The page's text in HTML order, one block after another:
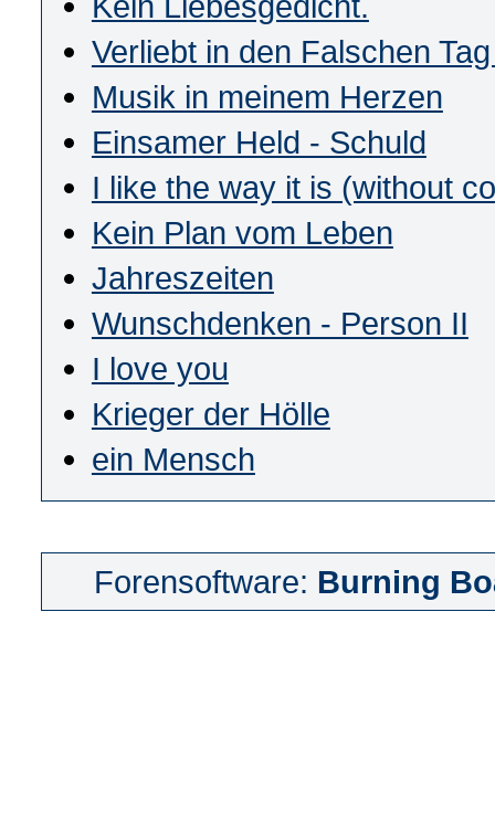
Verliebt in den Falschen
Musik in meinem Herzen
Einsamer Held - Schuld
I like the way it is (without
Kein Plan vom Leben
Jahreszeiten
Wunschdenken - Person II
I love you
Krieger der Hölle
ein Mensch
Forensoftware: Burning